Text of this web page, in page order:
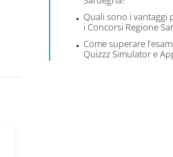
Quali sono i vantaggi
i Concorsi Regione
Come superare
Quizzz Simulator e